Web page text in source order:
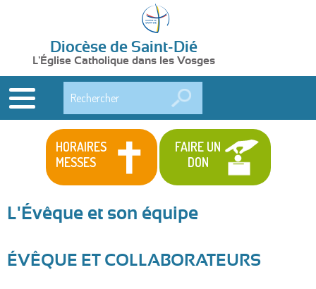
Diocèse de Saint-Dié
L'Église Catholique dans les Vosges
HORAIRES
MESSES
FAIRE UN
DON
L'Évêque et son équipe
ÉVÊQUE ET COLLABORATEURS